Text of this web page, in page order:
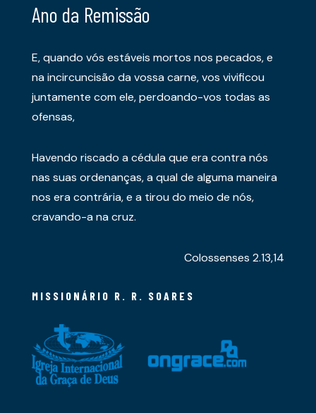
Ano da Remissão
E, quando vós estáveis mortos nos pecados, e
na incircuncisão da vossa carne, vos vivificou
juntamente com ele, perdoando-vos todas as
ofensas,
Havendo riscado a cédula que era contra nós
nas suas ordenanças, a qual de alguma maneira
nos era contrária, e a tirou do meio de nós,
cravando-a na cruz.
Colossenses 2.13,14
MISSIONÁRIO R. R. SOARES